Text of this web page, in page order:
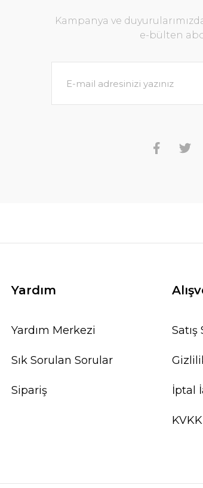
Kampanya ve
e-bülten
Yardım
Yardım Merkezi
Sık Sorulan Sorular
Sipariş
Satış
İptal